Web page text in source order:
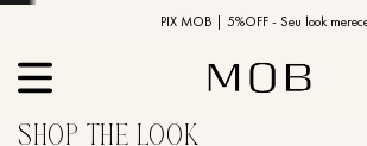
PIX MOB | 5%OFF - Seu look
10% OFF na primeira compra | Cupom: